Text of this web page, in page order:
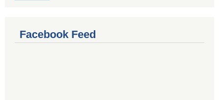
Facebook Feed